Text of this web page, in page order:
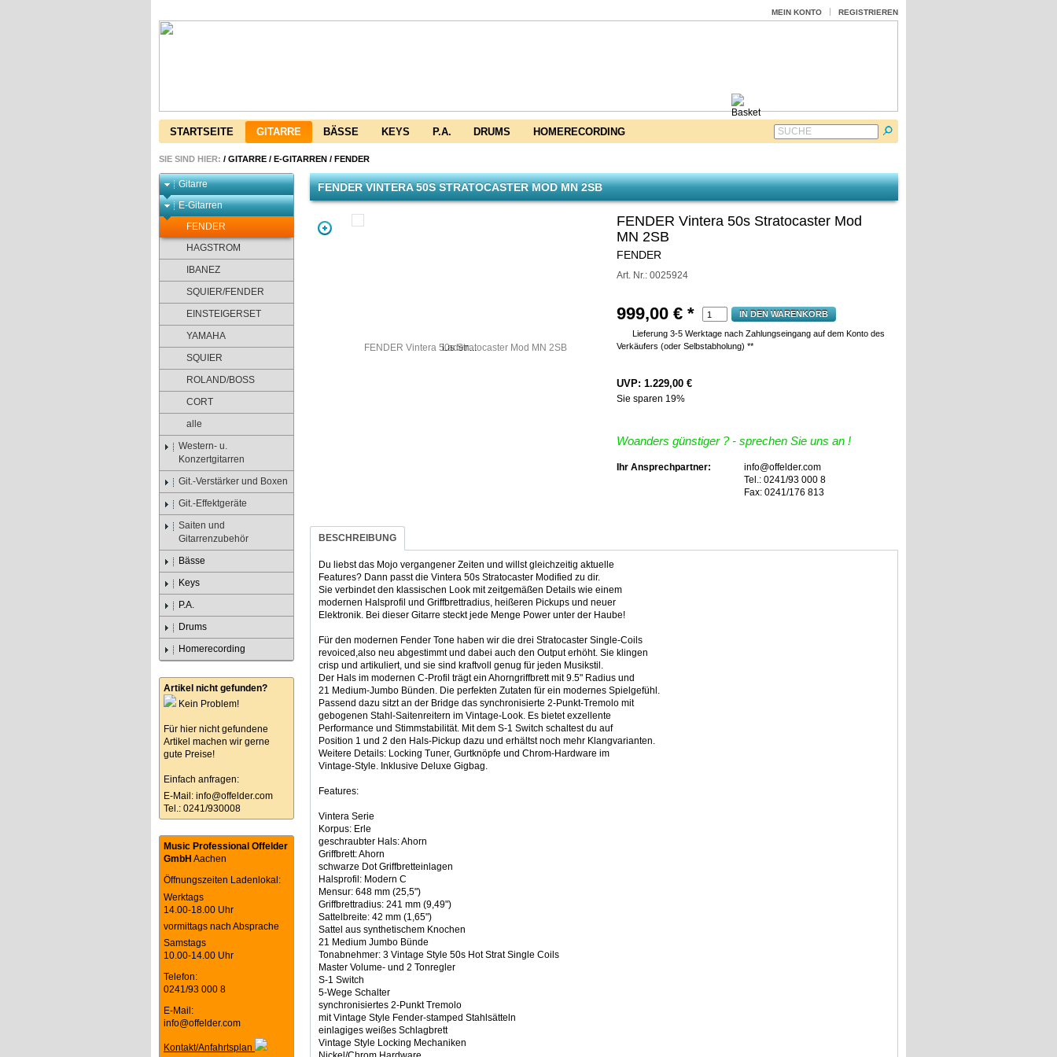
MEIN KONTO REGISTRIEREN
STARTSEITE GITARRE BÄSSE KEYS P.A. DRUMS HOMERECORDING SUCHE
SIE SIND HIER: / GITARRE / E-GITARREN / FENDER
Gitarre
E-Gitarren
FENDER
HAGSTROM
IBANEZ
SQUIER/FENDER
EINSTEIGERSET
YAMAHA
SQUIER
ROLAND/BOSS
CORT
alle
Western- u.
Konzertgitarren
Git.-Verstärker und Boxen
Git.-Effektgeräte
Saiten und
Gitarrenzubehör
Bässe
Keys
P.A.
Drums
Homerecording
Artikel nicht gefunden?
Kein Problem!
Für hier nicht gefundene
Artikel machen wir gerne
gute Preise!
Einfach anfragen:
E-Mail: info@offelder.com
Tel.: 0241/930008
Music Professional Offelder
GmbH Aachen
Öffnungszeiten Ladenlokal:
Werktags
14.00-18.00 Uhr
vormittags nach Absprache
Samstags
10.00-14.00 Uhr
Telefon:
0241/93 000 8
E-Mail:
info@offelder.com
Kontakt/Anfahrtsplan
FENDER VINTERA 50S STRATOCASTER MOD MN 2SB
Laden...
FENDER Vintera 50s Stratocaster Mod
MN 2SB
FENDER
Art. Nr.: 0025924
999,00 € * IN DEN WARENKORB
Lieferung 3-5 Werktage nach Zahlungseingang auf dem Konto des
Verkäufers (oder Selbstabholung) **
UVP: 1.229,00 €
Sie sparen 19%
Woanders günstiger ? - sprechen Sie uns an !
Ihr Ansprechpartner:
info@offelder.com
Tel.: 0241/93 000 8
Fax: 0241/176 813
BESCHREIBUNG
Du liebst das Mojo vergangener Zeiten und willst gleichzeitig aktuelle
Features? Dann passt die Vintera 50s Stratocaster Modified zu dir.
Sie verbindet den klassischen Look mit zeitgemäßen Details wie einem
modernen Halsprofil und Griffbrettradius, heißeren Pickups und neuer
Elektronik. Bei dieser Gitarre steckt jede Menge Power unter der Haube!
Für den modernen Fender Tone haben wir die drei Stratocaster Single-Coils
revoiced,also neu abgestimmt und dabei auch den Output erhöht. Sie klingen
crisp und artikuliert, und sie sind kraftvoll genug für jeden Musikstil.
Der Hals im modernen C-Profil trägt ein Ahorngriffbrett mit 9.5" Radius und
21 Medium-Jumbo Bünden. Die perfekten Zutaten für ein modernes Spielgefühl.
Passend dazu sitzt an der Bridge das synchronisierte 2-Punkt-Tremolo mit
gebogenen Stahl-Saitenreitern im Vintage-Look. Es bietet exzellente
Performance und Stimmstabilität. Mit dem S-1 Switch schaltest du auf
Position 1 und 2 den Hals-Pickup dazu und erhältst noch mehr Klangvarianten.
Weitere Details: Locking Tuner, Gurtknöpfe und Chrom-Hardware im
Vintage-Style. Inklusive Deluxe Gigbag.
Features:
Vintera Serie
Korpus: Erle
geschraubter Hals: Ahorn
Griffbrett: Ahorn
schwarze Dot Griffbretteinlagen
Halsprofil: Modern C
Mensur: 648 mm (25,5")
Griffbrettradius: 241 mm (9,49")
Sattelbreite: 42 mm (1,65")
Sattel aus synthetischem Knochen
21 Medium Jumbo Bünde
Tonabnehmer: 3 Vintage Style 50s Hot Strat Single Coils
Master Volume- und 2 Tonregler
S-1 Switch
5-Wege Schalter
synchronisiertes 2-Punkt Tremolo
mit Vintage Style Fender-stamped Stahlsätteln
einlagiges weißes Schlagbrett
Vintage Style Locking Mechaniken